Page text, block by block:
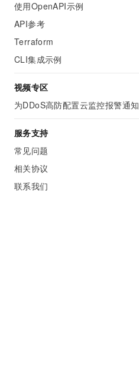
使用OpenAPI示例
API参考
Terraform
CLI集成示例
视频专区
为DDoS高防配置云监控报警通知
服务支持
常见问题
相关协议
联系我们